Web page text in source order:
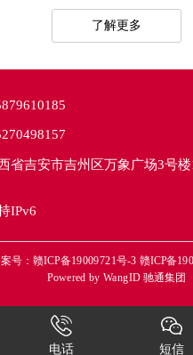
了解更多
省吉安市吉州区万象广场3号
IPv6
号：赣ICP备19009721号-3 赣ICP备
Powered by WangID 驰通集团
电话 短信